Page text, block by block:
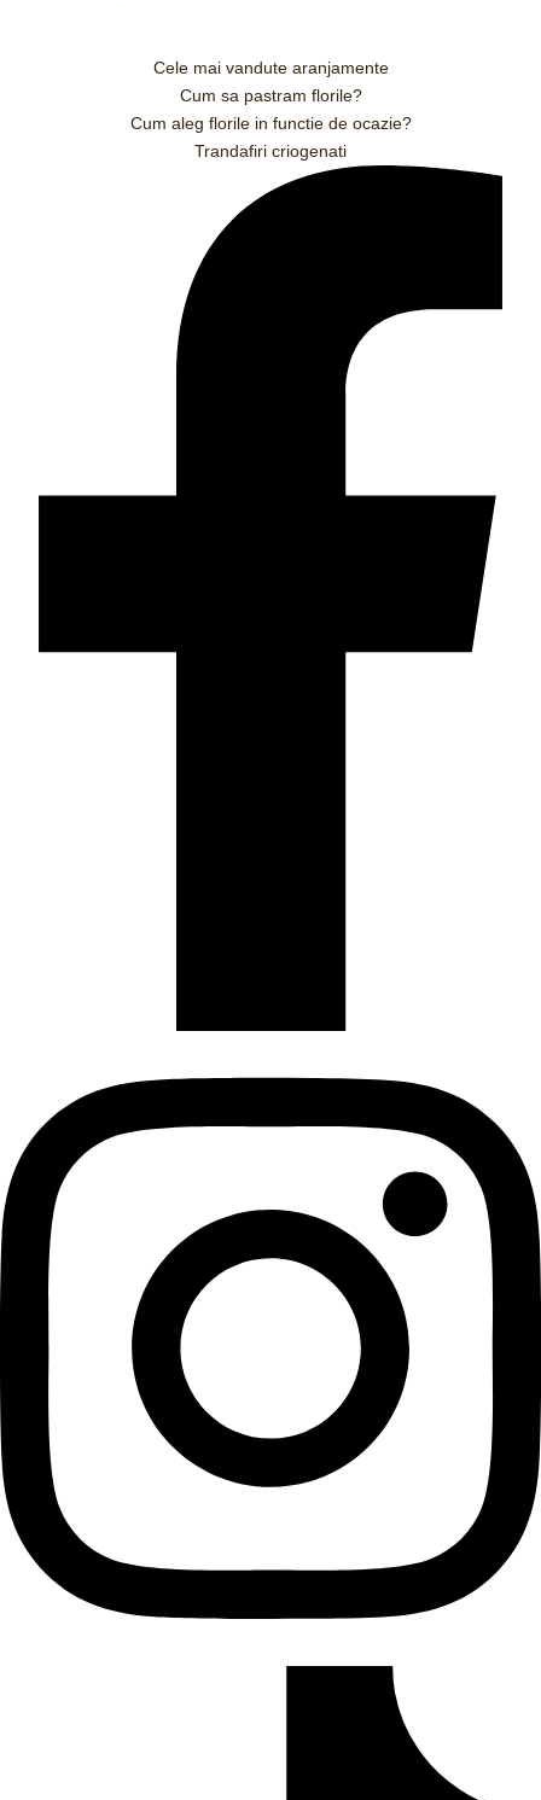
Cele mai vandute aranjamente
Cum sa pastram florile?
Cum aleg florile in functie de ocazie?
Trandafiri criogenati